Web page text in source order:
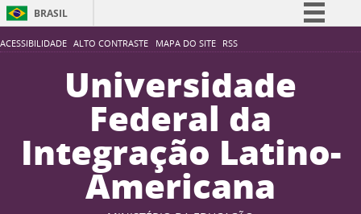
ACESSIBILIDADE ALTO CONTRASTE MAPA DO SITE RSS
BRASIL
Simplifique!
Participe
Acesso à informação
Legislação
Canais
Universidade
Federal da
Integração Latino-
Americana